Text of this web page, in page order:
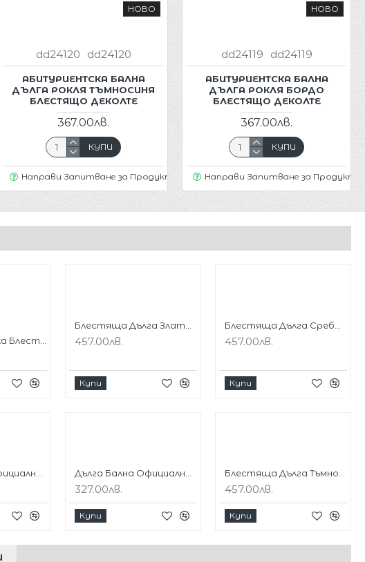
НОВО
dd24120 dd24120
АБИТУРИЕНТСКА БАЛНА
ДЪЛГА РОКЛЯ ТЪМНОСИНЯ
БЛЕСТЯЩО ДЕКОЛТЕ
367.00лв.
КУПИ
Направи Запитване за Продукт
НОВО
dd24119 dd24119
АБИТУРИЕНТСКА БАЛНА
ДЪЛГА РОКЛЯ БОРДО
БЛЕСТЯЩО ДЕКОЛТЕ
367.00лв.
КУПИ
Направи Запитване за Продукт
457.00лв.
Купи
457.00лв.
Купи
327.00лв.
Купи
457.00лв.
Купи